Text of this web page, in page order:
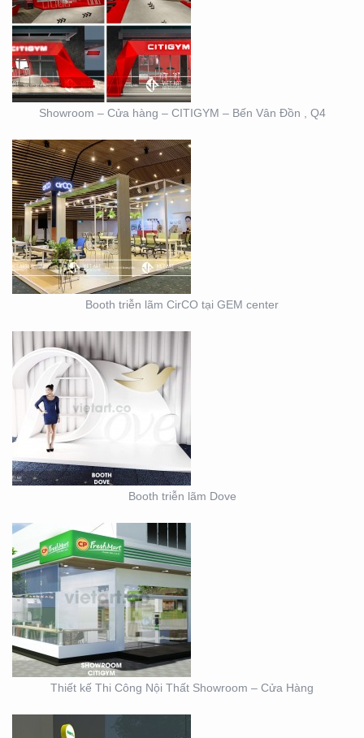
Showroom – Cửa hàng – CITIGYM – Bến Vân Đồn , Q4
BOOTH TRIỄN LÃM
CIRCO TẠI GEM
CENTER
Booth triễn lãm CirCO tại GEM center
BOOTH TRIỄN LÃM
DOVE
Booth triễn lãm Dove
THIẾT KẾ THI CÔNG
NỘI THẤT SHOWROOM
– CỬA HÀNG
Thiết kế Thi Công Nội Thất Showroom – Cửa Hàng
THIẾT KẾ KIOSK TRÀ
SỮA EASY LIFE